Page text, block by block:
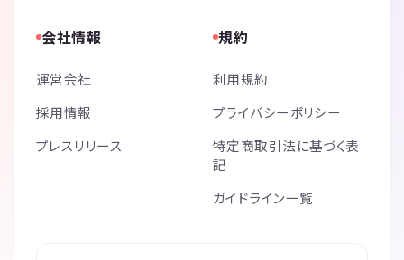
会社情報
運営会社
採用情報
プレスリリース
規約
利用規約
プライバシーポリシー
特定商取引法に基づく表
記
ガイドライン一覧